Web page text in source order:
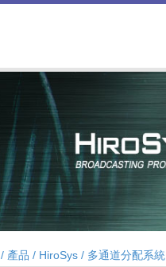
/ 產品 / HiroSys/ 多通道分配系統